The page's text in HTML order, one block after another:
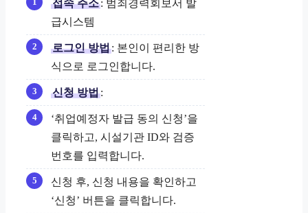
접속 주소: 범죄경력회보서 발
급시스템
로그인 방법: 본인이 편리한 방
식으로 로그인합니다.
신청 방법:
‘취업예정자 발급 동의 신청’을
클릭하고, 시설기관 ID와 검증
번호를 입력합니다.
신청 후, 신청 내용을 확인하고
‘신청’ 버튼을 클릭합니다.